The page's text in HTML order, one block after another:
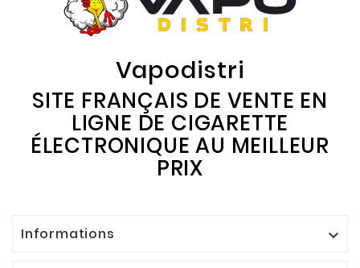
Vapodistri
SITE FRANÇAIS DE VENTE EN
LIGNE DE CIGARETTE
ÉLECTRONIQUE AU MEILLEUR
PRIX
Informations 